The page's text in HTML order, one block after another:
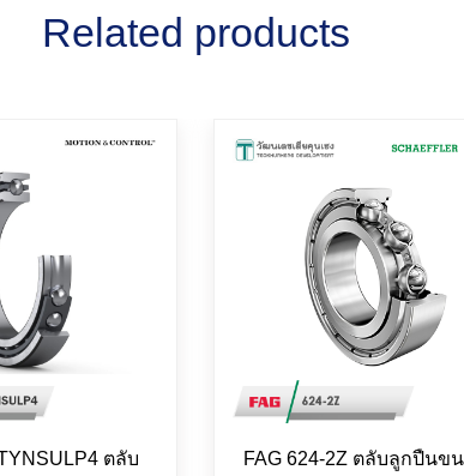
Related products
ตลับ
FAG 624-2Z ตลับลูกปืนข